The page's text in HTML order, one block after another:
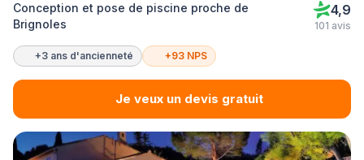
Conception et pose de piscine proche de
Brignoles
4,9
101 avis
+3 ans d'ancienneté +93 NPS
Je veux un devis gratuit